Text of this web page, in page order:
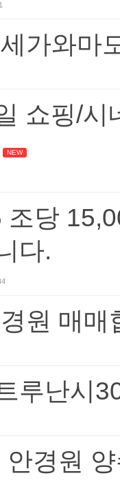
가와마
쇼핑/시
NEW
조당
다.
원 매매
루난시
경원